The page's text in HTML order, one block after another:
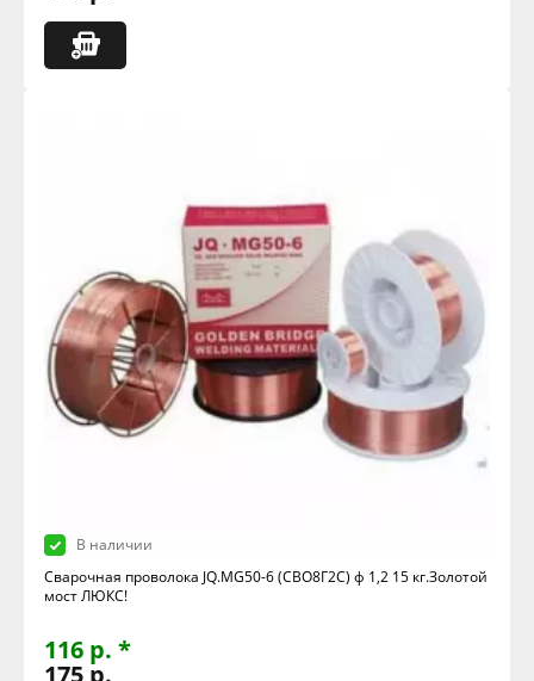
В наличии
Сварочная проволока JQ.MG50-6 (СВО8Г2С) ф 1,2 15 кг.Золотой
мост ЛЮКС!
116 р. *
175 р.